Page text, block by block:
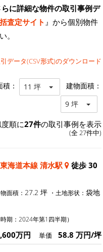
らに詳細な物件の取引事例デ
査定サイト 』から個別物件
。
データ(CSV形式)のダウンロード
： 11 坪 建物面積：
9 坪
順に27件の取引事例を表示
(全 27件中)
東海道本線 清水駅
徒歩 30
面積： 27.2 坪 ・土地形状： 袋地
時期：2024年第1四半期）
万円 単価 58.8 万円/坪